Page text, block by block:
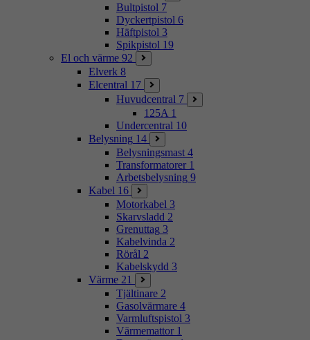
Bultpistol 7
Dyckertpistol 6
Häftpistol 3
Spikpistol 19
El och värme 92
Elverk 8
Elcentral 17
Huvudcentral 7
125A 1
Undercentral 10
Belysning 14
Belysningsmast 4
Transformatorer 1
Arbetsbelysning 9
Kabel 16
Motorkabel 3
Skarvsladd 2
Grenuttag 3
Kabelvinda 2
Rörål 2
Kabelskydd 3
Värme 21
Tjältinare 2
Gasolvärmare 4
Varmluftspistol 3
Värmemattor 1